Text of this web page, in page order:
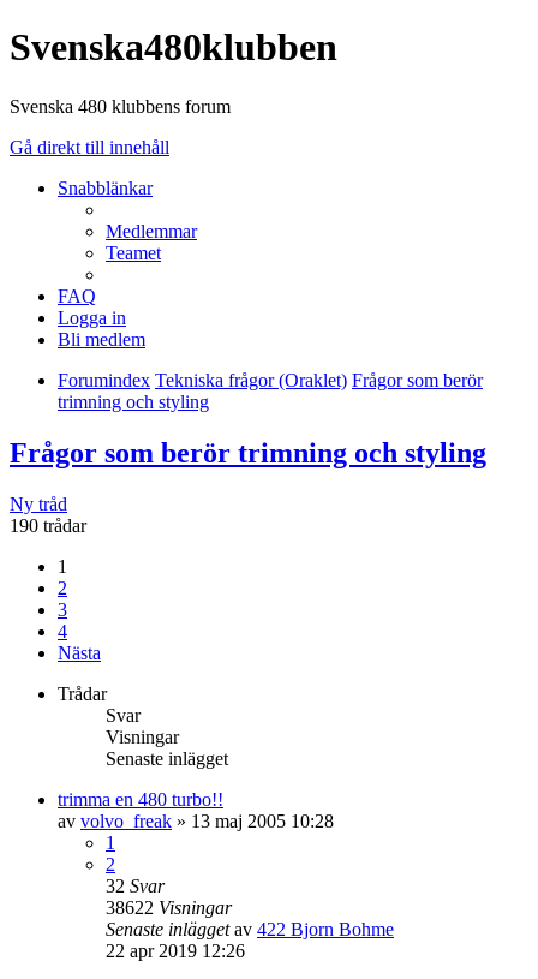
Svenska480klubben
Svenska 480 klubbens forum
Gå direkt till innehåll
Snabblänkar
Medlemmar
Teamet
FAQ
Logga in
Bli medlem
Forumindex Tekniska frågor (Oraklet) Frågor som berör
trimning och styling
Frågor som berör trimning och styling
Ny tråd
190 trådar
1
2
3
4
Nästa
Trådar
Svar
Visningar
Senaste inlägget
trimma en 480 turbo!!
av volvo_freak » 13 maj 2005 10:28
1
2
32 Svar
38622 Visningar
Senaste inläggetav 422 Bjorn Bohme
22 apr 2019 12:26